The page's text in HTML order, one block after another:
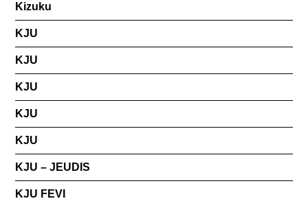
Kizuku
KJU
KJU
KJU
KJU
KJU
KJU – JEUDIS
KJU FEVI